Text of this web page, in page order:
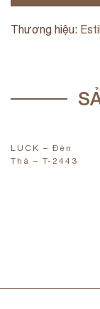
Thương hiệu:
LUCK – Đèn
Thả – T-2443